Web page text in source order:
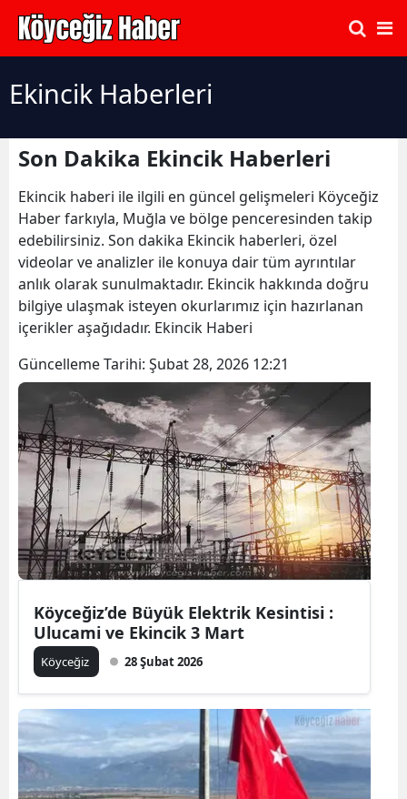
Ekincik Haberleri
Son Dakika Ekincik Haberleri
Ekincik haberi ile ilgili en güncel gelişmeleri Köyceğiz
Haber farkıyla, Muğla ve bölge penceresinden takip
edebilirsiniz. Son dakika Ekincik haberleri, özel
videolar ve analizler ile konuya dair tüm ayrıntılar
anlık olarak sunulmaktadır. Ekincik hakkında doğru
bilgiye ulaşmak isteyen okurlarımız için hazırlanan
içerikler aşağıdadır. Ekincik Haberi
Güncelleme Tarihi: Şubat 28, 2026 12:21
Köyceğiz’de Büyük Elektrik Kesintisi :
Ulucami ve Ekincik 3 Mart
Köyceğiz 28 Şubat 2026